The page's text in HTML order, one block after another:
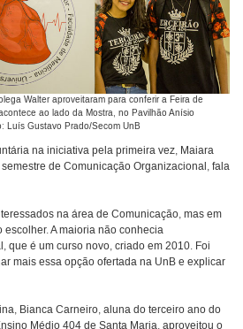
Walter aproveitaram para conferir a Feira de
ao lado da Mostra, no Pavilhão Anísio
Luís Gustavo Prado/Secom UnB
na iniciativa pela primeira vez, Maiara
de Comunicação Organizacional, fala
na área de Comunicação, mas em
A maioria não conhecia
que é um curso novo, criado em 2010. Foi
mais essa opção ofertada na UnB e explicar
Bianca Carneiro, aluna do terceiro ano do
Médio 404 de Santa Maria, aproveitou o